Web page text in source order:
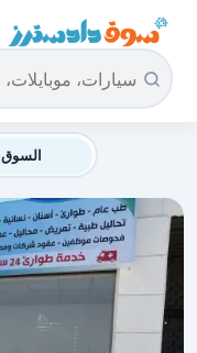
سوق دادسترز الرئيسية
السوق